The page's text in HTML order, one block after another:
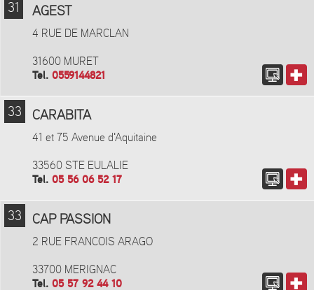
31 AGEST
4 RUE DE MARCLAN
31600 MURET
Tel. 0559144821
33 CARABITA
41 et 75 Avenue d'Aquitaine
33560 STE EULALIE
Tel. 05 56 06 52 17
33 CAP PASSION
2 RUE FRANCOIS ARAGO
33700 MERIGNAC
Tel. 05 57 92 44 10